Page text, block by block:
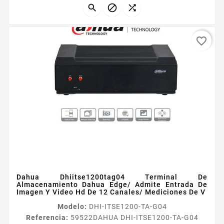
transmisiones en vivo...
  
Dahua Dhiitse1200tag04 Terminal De
Almacenamiento Dahua Edge/ Admite Entrada De
Imagen Y Video Hd De 12 Canales/ Mediciones De V
Modelo: DHI-ITSE1200-TA-G04
Referencia: 59522DAHUA DHI-ITSE1200-TA-G04
favorite_border